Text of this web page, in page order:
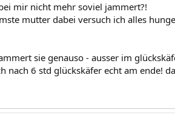
mir nicht mehr soviel jammert?!
mutter dabei versuch ich alles
sie genauso - ausser im
nach 6 std glückskäfer echt am ende!